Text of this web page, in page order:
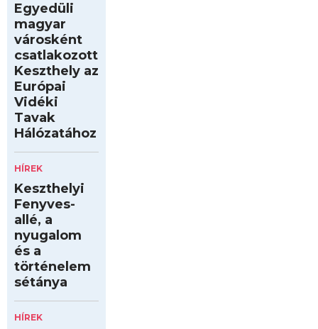
Egyedüli
magyar
városként
csatlakozott
Keszthely az
Európai
Vidéki
Tavak
Hálózatához
HÍREK
Keszthelyi
Fenyves-
allé, a
nyugalom
és a
történelem
sétánya
HÍREK